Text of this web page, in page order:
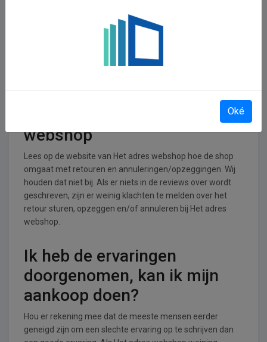
adres webshop operationeel
webshop
Lees op de website van Het adres webshop hoe de shop
omgaat met retouren en annuleringen/opzeggingen. Wij
houden dat niet bij. Als er niets in de reviews over wordt
geschreven, zijn er weinig klachten te melden over het
retour sturen, opzeggen en/of annuleren bij Het adres
webshop.
Ik heb de ervaringen
doorgenomen, kan ik mijn
aankoop doen?
Hou er rekening mee dat de meeste mensen eerder
geneigd zijn om een slechte ervaring op te schrijven dan
Oké